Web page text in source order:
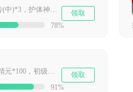
转生经验丹(小)*5，金砖(中)*3，护体神丹(初级)*5，小型功勋卷*5
78%
领取
经验葫芦终极*1，护体精元*100，初级强化石*100
91%
领取